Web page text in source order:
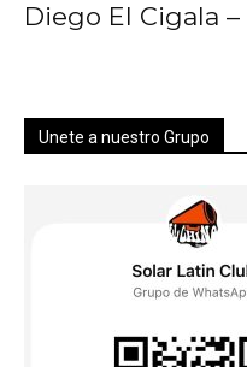
Diego El Cigala –
Unete a nuestro Grupo